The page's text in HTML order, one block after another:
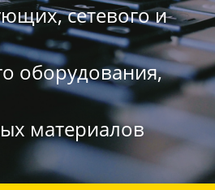
сетевого и
оборудования,
материалов